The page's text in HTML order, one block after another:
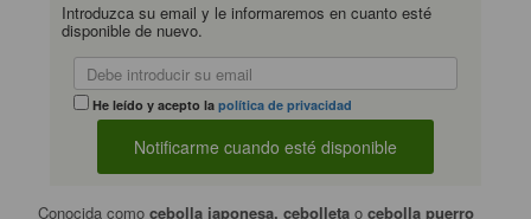
Introduzca su email y le informaremos en cuanto esté
disponible de nuevo.
He leído y acepto lapolítica de privacidad
Conocida comocebolla japonesa, cebolleta ocebolla puerro